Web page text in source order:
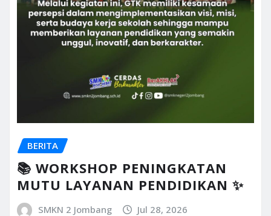
BERITA
📚 WORKSHOP PENINGKATAN
MUTU LAYANAN PENDIDIKAN ✨
SMKN 2 Jombang Jul 28, 2026